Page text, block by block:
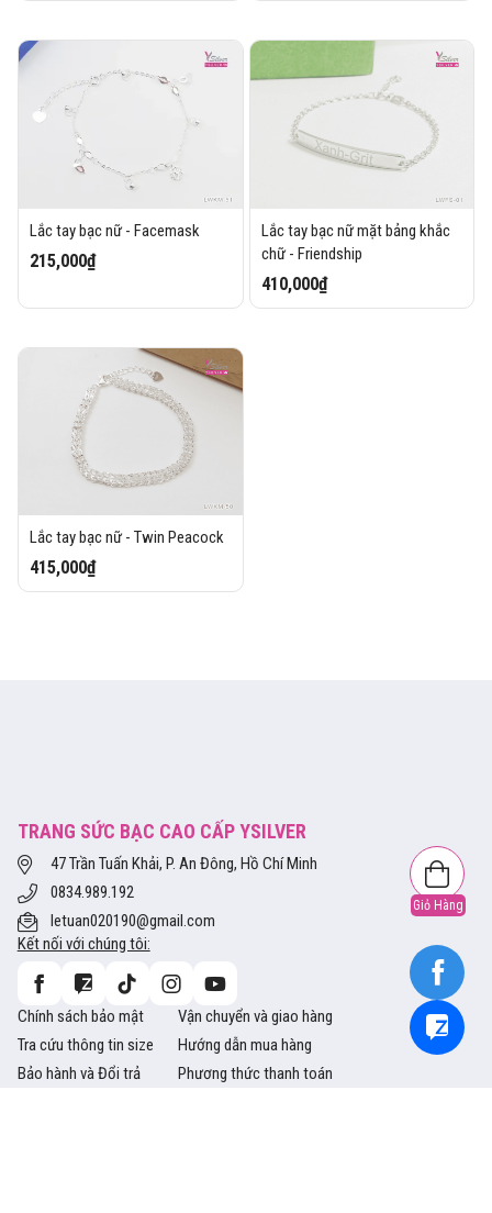
Giỏ Hàng
Lắc tay bạc nữ - Facemask
215,000₫
Lắc tay bạc nữ mặt bảng khắc
chữ - Friendship
410,000₫
Lắc tay bạc nữ - Twin Peacock
415,000₫
TRANG SỨC BẠC CAO CẤP YSILVER
47 Trần Tuấn Khải, P. An Đông, Hồ Chí Minh
0834.989.192
letuan020190@gmail.com
Kết nối với chúng tôi:
Chính sách bảo mật
Vận chuyển và giao hàng
Tra cứu thông tin size
Hướng dẫn mua hàng
Bảo hành và Đổi trả
Phương thức thanh toán